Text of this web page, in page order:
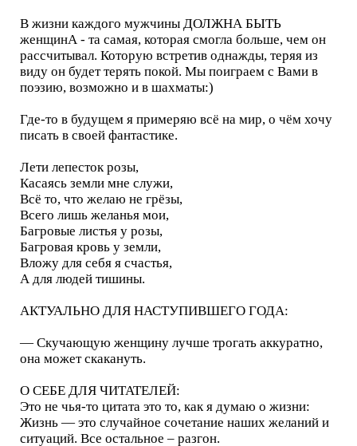
В жизни каждого мужчины ДОЛЖНА БЫТЬ
женщинА - та самая, которая смогла больше, чем он
рассчитывал. Которую встретив однажды, теряя из
виду он будет терять покой. Мы поиграем с Вами в
поэзию, возможно и в шахматы:)
Где-то в будущем я примеряю всё на мир, о чём хочу
писать в своей фантастике.
Лети лепесток розы,
Касаясь земли мне служи,
Всё то, что желаю не грёзы,
Всего лишь желанья мои,
Багровые листья у розы,
Багровая кровь у земли,
Вложу для себя я счастья,
А для людей тишины.
АКТУАЛЬНО ДЛЯ НАСТУПИВШЕГО ГОДА:
— Скучающую женщину лучше трогать аккуратно,
она может скакануть.
О СЕБЕ ДЛЯ ЧИТАТЕЛЕЙ:
Это не чья-то цитата это то, как я думаю о жизни:
Жизнь — это случайное сочетание наших желаний и
ситуаций. Все остальное – разгон.